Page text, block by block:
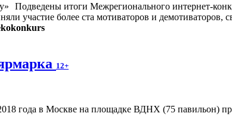
Подведены итоги Межрегионального интернет-
участие более ста мотиваторов и
12+
года в Москве на площадке ВДНХ (75 павильон)